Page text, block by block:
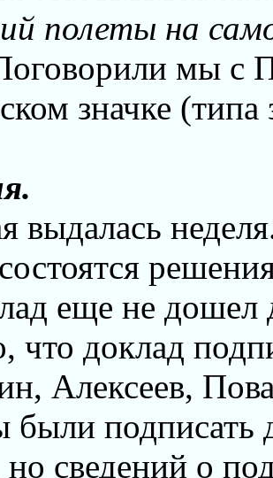
полеты на
мы с
значке
выдалась
еще не
что доклад
Алексеев,
были
сведений о